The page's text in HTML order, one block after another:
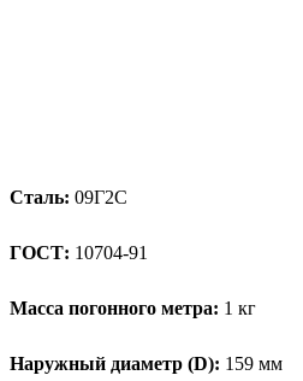
Сталь: 09Г2С
ГОСТ: 10704-91
Масса погонного метра: 1 кг
Наружный диаметр (D): 159 мм